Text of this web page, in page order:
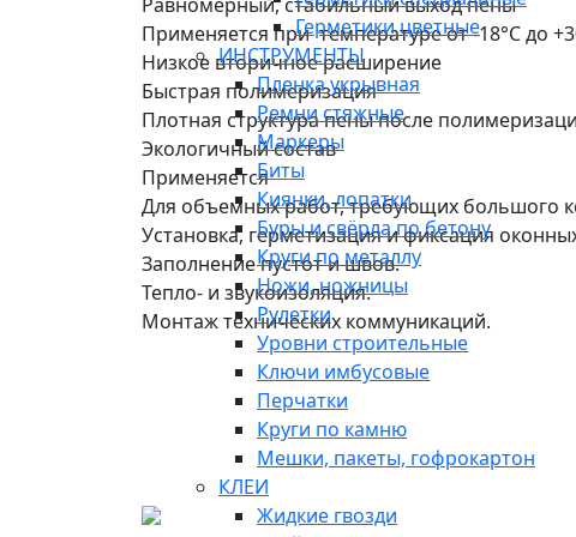
Герметики цветные
ИНСТРУМЕНТЫ
Пленка укрывная
Ремни стяжные
Маркеры
Биты
Киянки, лопатки
Буры и свёрла по бетону
Круги по металлу
Ножи, ножницы
Рулетки
Уровни строительные
Ключи имбусовые
Перчатки
Круги по камню
Мешки, пакеты, гофрокартон
КЛЕИ
Жидкие гвозди
Применяется при температуре от -18°С до
Низкое вторичное расширение
Быстрая полимеризация
Плотная структура пены после
Экологичный состав
Применяется
Для объемных работ, требующих большого
Установка, герметизация и фиксация
Заполнение пустот и швов.
Тепло- и звукоизоляция.
Монтаж технических коммуникаций.